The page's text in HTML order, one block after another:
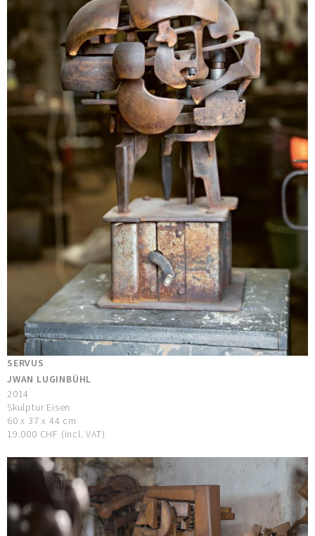
SERVUS
JWAN LUGINBÜHL
2014
Skulptur Eisen
60 x 37 x 44 cm
19.000 CHF (incl. VAT)